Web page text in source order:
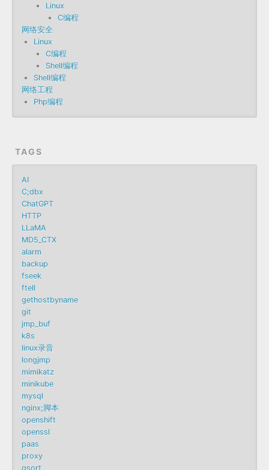
Linux
C编程
网络安全
Linux
C编程
Shell编程
Shell编程
网络工程
Php编程
TAGS
AI
C;dbx
ChatGPT
HTTP
LLaMA
MD5_CTX
alarm
backup
fseek
ftell
gethostbyname
git
jmp_buf
k8s
linux录音
longjmp
mimikatz
minikube
mysql
nginx;脚本
openshift
openssl
paas
proxy
qsort